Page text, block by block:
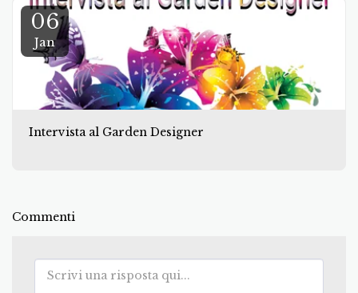
06
Jan
Intervista al Garden Designer
Commenti